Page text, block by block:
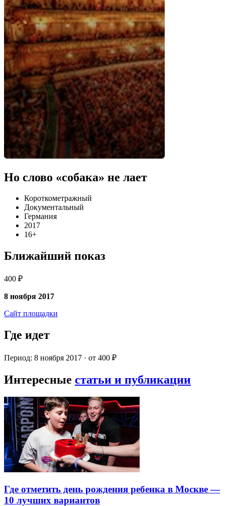
Но слово «собака» не лает
Короткометражный
Документальный
Германия
2017
16+
Ближайший показ
400 ₽
8 ноября 2017
Сайт площадки
Где идет
Период: 8 ноября 2017 · от 400 ₽
Интересные статьи и публикации
Где отметить день рождения ребенка в Москве —
10 лучших вариантов